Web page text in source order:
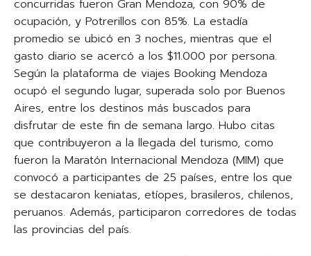
concurridas fueron Gran Mendoza, con 90% de
ocupación, y Potrerillos con 85%. La estadía
promedio se ubicó en 3 noches, mientras que el
gasto diario se acercó a los $11.000 por persona.
Según la plataforma de viajes Booking Mendoza
ocupó el segundo lugar, superada solo por Buenos
Aires, entre los destinos más buscados para
disfrutar de este fin de semana largo. Hubo citas
que contribuyeron a la llegada del turismo, como
fueron la Maratón Internacional Mendoza (MIM) que
convocó a participantes de 25 países, entre los que
se destacaron keniatas, etíopes, brasileros, chilenos,
peruanos. Además, participaron corredores de todas
las provincias del país.